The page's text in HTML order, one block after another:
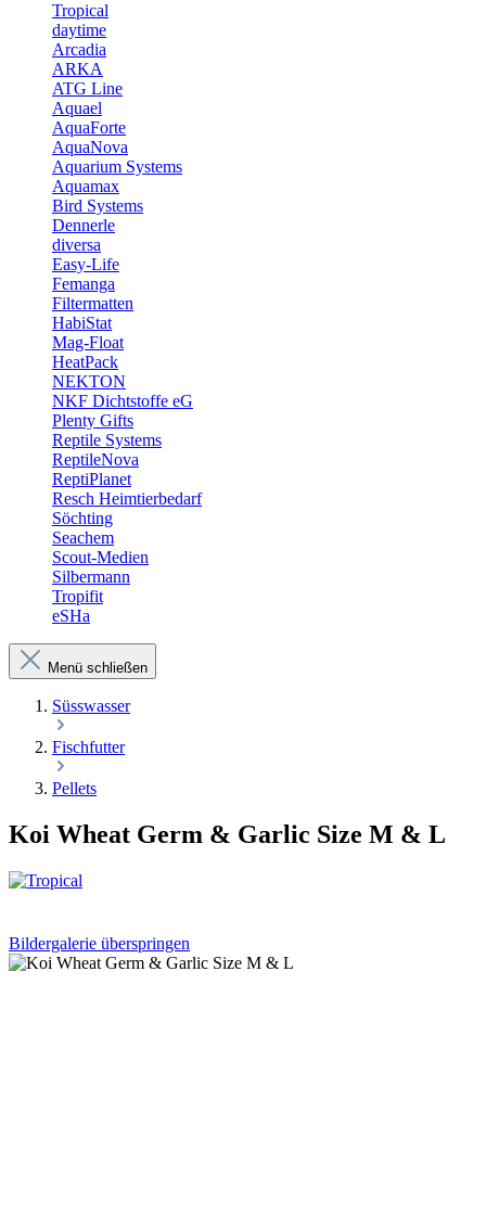
Tropical
daytime
Arcadia
ARKA
ATG Line
Aquael
AquaForte
AquaNova
Aquarium Systems
Aquamax
Bird Systems
Dennerle
diversa
Easy-Life
Femanga
Filtermatten
HabiStat
Mag-Float
HeatPack
NEKTON
NKF Dichtstoffe eG
Plenty Gifts
Reptile Systems
ReptileNova
ReptiPlanet
Resch Heimtierbedarf
Söchting
Seachem
Scout-Medien
Silbermann
Tropifit
eSHa
Menü schließen
Süsswasser
Fischfutter
Pellets
Koi Wheat Germ & Garlic Size M & L
Bildergalerie überspringen